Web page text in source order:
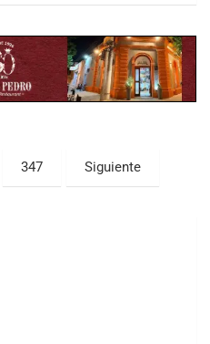
347 Siguiente